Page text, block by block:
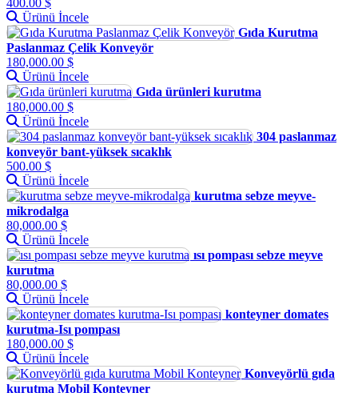
Ürünü İncele
Gıda Kurutma
Paslanmaz Çelik Konveyör
180,000.00 $
Ürünü İncele
Gıda ürünleri kurutma
180,000.00 $
Ürünü İncele
304 paslanmaz
konveyör bant-yüksek sıcaklık
500.00 $
Ürünü İncele
kurutma sebze meyve-
mikrodalga
80,000.00 $
Ürünü İncele
ısı pompası sebze meyve
kurutma
80,000.00 $
Ürünü İncele
konteyner domates
kurutma-Isı pompası
180,000.00 $
Ürünü İncele
Konveyörlü gıda
kurutma Mobil Konteyner